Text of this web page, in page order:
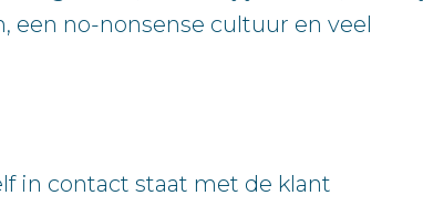
een no-nonsense cultuur en veel
in contact staat met de klant